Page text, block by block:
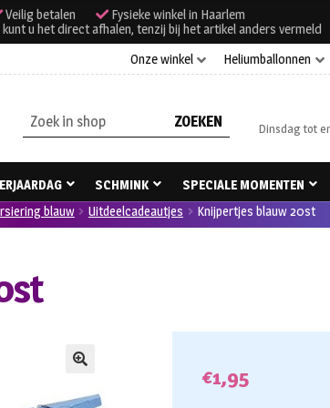
Veilig betalen
Fysieke winkel in Haarlem
u het direct afhalen, tenzij bij het artikel anders vermeld
Onze winkel
Heliumballonnen
Zoeken
naar:
Dinsdag tot
SCHMINK SPECIALE MOMENTEN
blauw Uitdeelcadeautjes Knijpertjes blauw 20st
€1,95